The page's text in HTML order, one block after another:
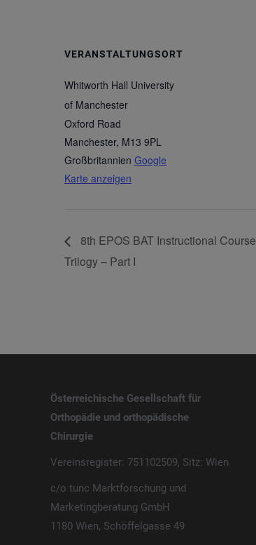
VERANSTALTUNGSORT
Whitworth Hall University
of Manchester
Oxford Road
Manchester, M13 9PL
Großbritannien Google
Karte anzeigen
8th EPOS BAT Instructional Course
Trilogy – Part I
Österreichische Gesellschaft für
Orthopädie und orthopädische
Chirurgie
Vereinsregister: 751102509, Sitz: Wien
c/o tunc Marktforschung und
Marketingberatung GmbH
1180 Wien, Schöffelgasse 49